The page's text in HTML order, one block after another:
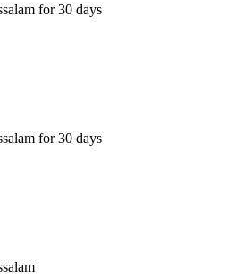
for 30 days
for 30 days